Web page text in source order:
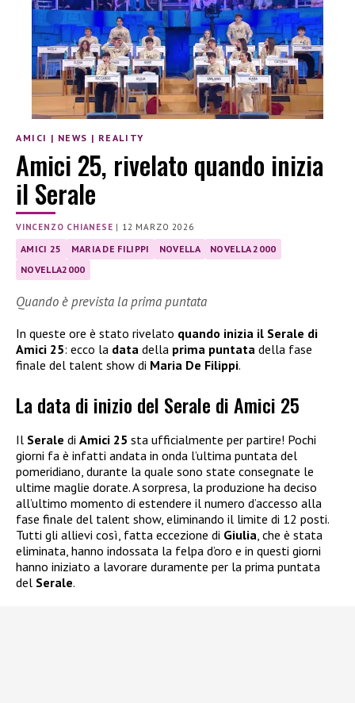
AMICI | NEWS | REALITY
Amici 25, rivelato quando inizia
il Serale
VINCENZO CHIANESE | 12 MARZO 2026
AMICI 25 MARIA DE FILIPPI NOVELLA
NOVELLA 2000
NOVELLA2000
Quando è prevista la prima puntata
In queste ore è stato rivelato quando inizia il Serale di
Amici 25: ecco la data della prima puntata della fase
finale del talent show di Maria De Filippi.
La data di inizio del Serale di Amici 25
Il Serale di Amici 25 sta ufficialmente per partire! Pochi
giorni fa è infatti andata in onda l’ultima puntata del
pomeridiano, durante la quale sono state consegnate le
ultime maglie dorate. A sorpresa, la produzione ha deciso
all’ultimo momento di estendere il numero d’accesso alla
fase finale del talent show, eliminando il limite di 12 posti.
Tutti gli allievi così, fatta eccezione di Giulia, che è stata
eliminata, hanno indossata la felpa d’oro e in questi giorni
hanno iniziato a lavorare duramente per la prima puntata
del Serale.